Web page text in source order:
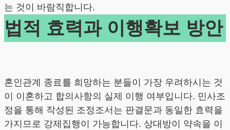
는 것이 바람직합니다.
법적 효력과 이행확보 방안
혼인관계 종료를 희망하는 분들이 가장 우려하시는 것
이 이혼하고 합의사항의 실제 이행 여부입니다. 민사조
정을 통해 작성된 조정조서는 판결문과 동일한 효력을
가지므로 강제집행이 가능합니다. 상대방이 약속을 이